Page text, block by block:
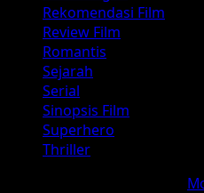
Rekomendasi Film
Review Film
Romantis
Sejarah
Serial
Sinopsis Film
Superhero
Thriller